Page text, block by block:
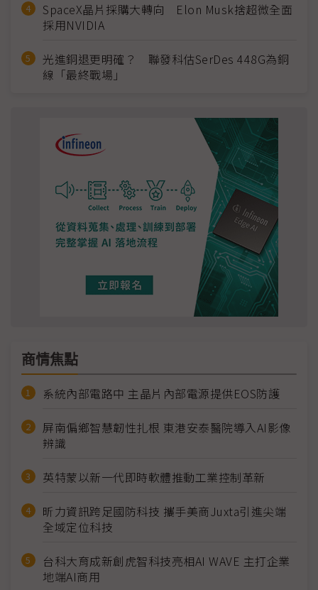
SpaceX晶片採購大轉向 Elon Musk捨超微全面
採用NVIDIA
光進銅退更明確？ 聯發科估SerDes 448G為銅
線「最終戰場」
商情焦點
系統內部電路中 主晶片內部電源提供EOS防護
屏南偏鄉智慧韌性扎根 東港安泰醫院導入AI影像
辨識
英特蒙以新一代即時軟體推動工業控制革新
昕力資訊跨足國防科技 攜手美商Juxta引進尖端
全域定位科技
台科大育成新創虎智科技亮相AI WAVE 主打企業
地端AI商用